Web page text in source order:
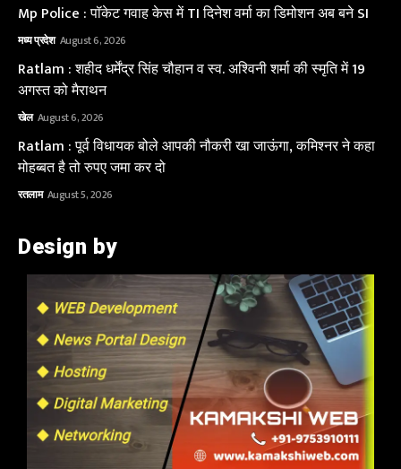
Mp Police : पॉकेट गवाह केस में TI दिनेश वर्मा का डिमोशन अब बने SI
मध्य प्रदेश August 6, 2026
Ratlam : शहीद धर्मेंद्र सिंह चौहान व स्व. अश्विनी शर्मा की स्मृति में 19
अगस्त को मैराथन
खेल August 6, 2026
Ratlam : पूर्व विधायक बोले आपकी नौकरी खा जाऊंगा, कमिश्नर ने कहा
मोहब्बत है तो रुपए जमा कर दो
रतलाम August 5, 2026
Design by